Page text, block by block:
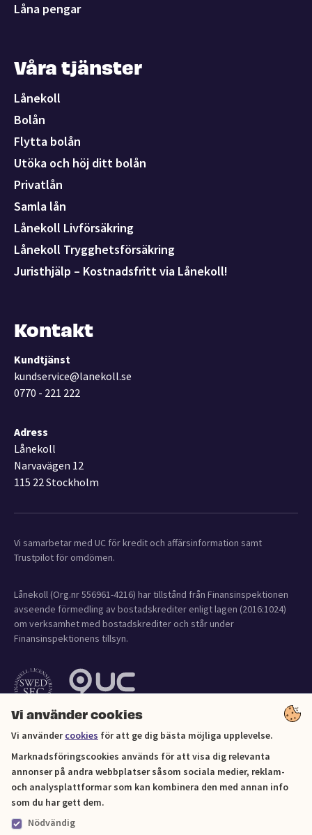
Vi använder cookies
Vi användercookies för att ge dig bästa möjliga upplevelse.
Marknadsföringscookies används för att visa dig relevanta
annonser på andra webbplatser såsom sociala medier, reklam-
och analysplattformar som kan kombinera den med annan info
som du har gett dem.
Nödvändig
Låna pengar
Våra tjänster
Lånekoll
Bolån
Flytta bolån
Utöka och höj ditt bolån
Privatlån
Samla lån
Lånekoll Livförsäkring
Lånekoll Trygghetsförsäkring
Juristhjälp – Kostnadsfritt via Lånekoll!
Kontakt
Kundtjänst
kundservice@lanekoll.se
0770 - 221 222
Adress
Lånekoll
Narvavägen 12
115 22 Stockholm
Vi samarbetar med UC för kredit och affärsinformation samt
Trustpilot för omdömen.
Lånekoll (Org.nr 556961-4216) har tillstånd från Finansinspektionen
avseende förmedling av bostadskrediter enligt lagen (2016:1024)
om verksamhet med bostadskrediter och står under
Finansinspektionens tillsyn.
Cookies
Sitemap